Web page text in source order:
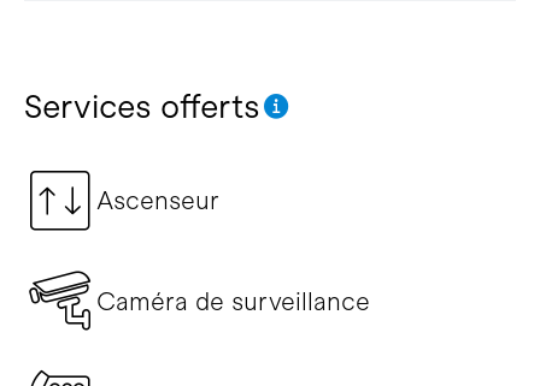
Services offerts
Ascenseur
Caméra de surveillance